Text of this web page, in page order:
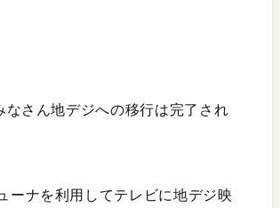
さん地デジへの移行は完了され
ーナを利用してテレビに地デジ映